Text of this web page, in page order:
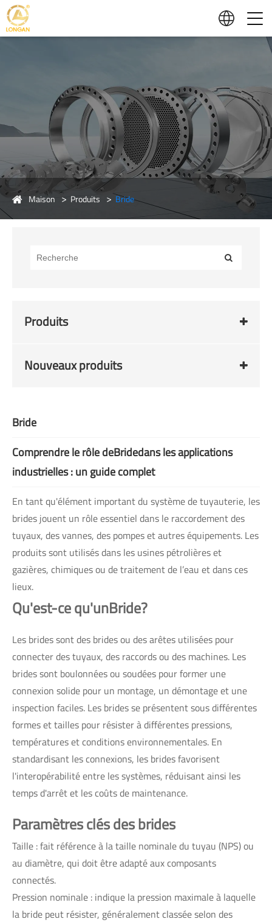
Maison Produits Bride
Produits
Nouveaux produits
Bride
Comprendre le rôle deBridedans les applications
industrielles : un guide complet
En tant qu'élément important du système de tuyauterie, les
brides jouent un rôle essentiel dans le raccordement des
tuyaux, des vannes, des pompes et autres équipements. Les
produits sont utilisés dans les usines pétrolières et
gazières, chimiques ou de traitement de l’eau et dans ces
lieux.
Qu'est-ce qu'unBride?
Les brides sont des brides ou des arêtes utilisées pour
connecter des tuyaux, des raccords ou des machines. Les
brides sont boulonnées ou soudées pour former une
connexion solide pour un montage, un démontage et une
inspection faciles. Les brides se présentent sous différentes
formes et tailles pour résister à différentes pressions,
températures et conditions environnementales. En
standardisant les connexions, les brides favorisent
l'interopérabilité entre les systèmes, réduisant ainsi les
temps d'arrêt et les coûts de maintenance.
Paramètres clés des brides
Taille : fait référence à la taille nominale du tuyau (NPS) ou
au diamètre, qui doit être adapté aux composants
connectés.
Pression nominale : indique la pression maximale à laquelle
la bride peut résister, généralement classée selon des